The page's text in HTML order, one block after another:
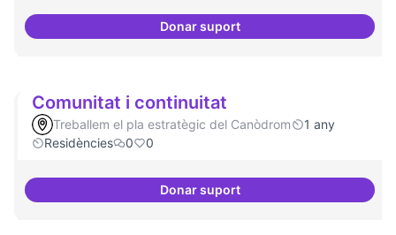
Donar suportProjecte Pilot - Refugi
Comunitat i continuitat
Treballem el pla estratègic del Canòdrom
1 any
Residències
0 0
Donar suportComunitat i continuitat